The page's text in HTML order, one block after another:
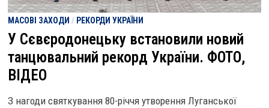
МАСОВІ ЗАХОДИ / РЕКОРДИ УКРАЇНИ
У Сєвєродонецьку встановили новий
танцювальний рекорд України. ФОТО,
ВІДЕО
З нагоди святкування 80-річчя утворення Луганської